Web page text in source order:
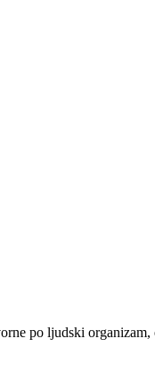
po ljudski